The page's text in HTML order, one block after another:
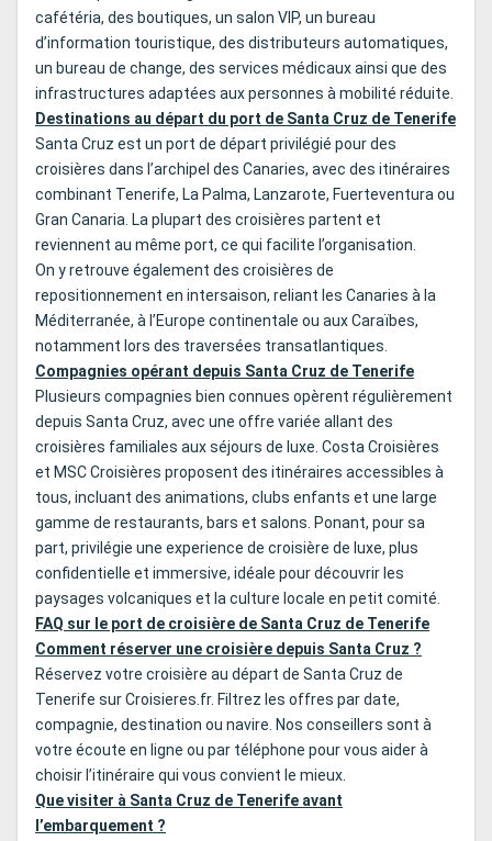
cafétéria, des boutiques, un salon VIP, un bureau
d’information touristique, des distributeurs automatiques,
un bureau de change, des services médicaux ainsi que des
infrastructures adaptées aux personnes à mobilité réduite.
Destinations au départ du port de Santa Cruz de Tenerife
Santa Cruz est un port de départ privilégié pour des
croisières dans l’archipel des Canaries, avec des itinéraires
combinant Tenerife, La Palma, Lanzarote, Fuerteventura ou
Gran Canaria. La plupart des croisières partent et
reviennent au même port, ce qui facilite l’organisation.
On y retrouve également des croisières de
repositionnement en intersaison, reliant les Canaries à la
Méditerranée, à l’Europe continentale ou aux Caraïbes,
notamment lors des traversées transatlantiques.
Compagnies opérant depuis Santa Cruz de Tenerife
Plusieurs compagnies bien connues opèrent régulièrement
depuis Santa Cruz, avec une offre variée allant des
croisières familiales aux séjours de luxe. Costa Croisières
et MSC Croisières proposent des itinéraires accessibles à
tous, incluant des animations, clubs enfants et une large
gamme de restaurants, bars et salons. Ponant, pour sa
part, privilégie une experience de croisière de luxe, plus
confidentielle et immersive, idéale pour découvrir les
paysages volcaniques et la culture locale en petit comité.
FAQ sur le port de croisière de Santa Cruz de Tenerife
Comment réserver une croisière depuis Santa Cruz ?
Réservez votre croisière au départ de Santa Cruz de
Tenerife sur Croisieres.fr. Filtrez les offres par date,
compagnie, destination ou navire. Nos conseillers sont à
votre écoute en ligne ou par téléphone pour vous aider à
choisir l’itinéraire qui vous convient le mieux.
Que visiter à Santa Cruz de Tenerife avant
l’embarquement ?